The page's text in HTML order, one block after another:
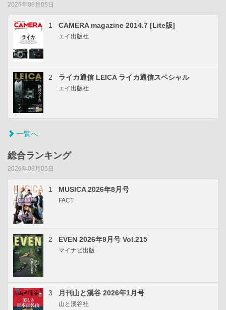
2026年08月05日
1 CAMERA magazine 2014.7 [Lite版]
エイ出版社
2 ライカ通信 LEICA ライカ通信スペシャル
エイ出版社
一覧へ
総合ランキング
2026年08月05日
1 MUSICA 2026年8月号
FACT
2 EVEN 2026年9月号 Vol.215
マイナビ出版
3 月刊山と溪谷 2026年1月号
山と溪谷社